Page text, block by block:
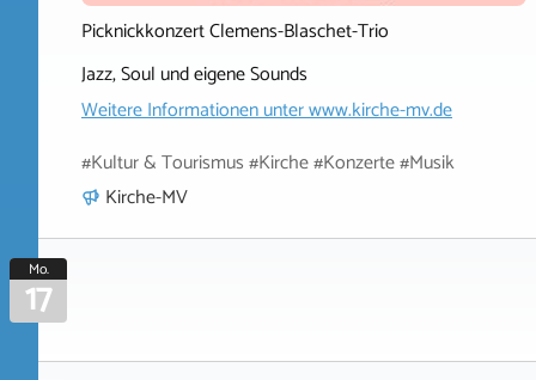
Picknickkonzert Clemens-Blaschet-Trio
Jazz, Soul und eigene Sounds
Weitere Informationen unterwww.kirche-mv.de
#Kultur & Tourismus #Kirche #Konzerte #Musik
Kirche-MV
Mo.
17